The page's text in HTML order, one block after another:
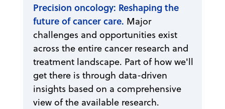
Precision oncology: Reshaping the
future of cancer care. Major
challenges and opportunities exist
across the entire cancer research and
treatment landscape. Part of how we'll
get there is through data-driven
insights based on a comprehensive
view of the available research.